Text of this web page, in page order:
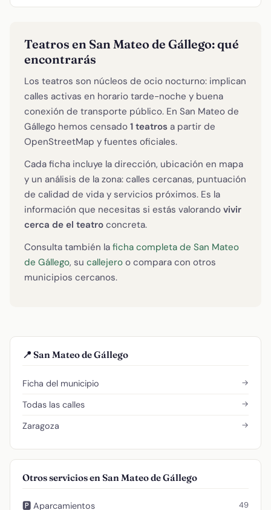
Teatros en San Mateo de Gállego: qué
encontrarás
Los teatros son núcleos de ocio nocturno: implican
calles activas en horario tarde-noche y buena
conexión de transporte público. En San Mateo de
Gállego hemos censado 1 teatros a partir de
OpenStreetMap y fuentes oficiales.
Cada ficha incluye la dirección, ubicación en mapa
y un análisis de la zona: calles cercanas, puntuación
de calidad de vida y servicios próximos. Es la
información que necesitas si estás valorando vivir
cerca de el teatro concreta.
Consulta también la ficha completa de San Mateo
de Gállego, su callejero o compara con otros
municipios cercanos.
📍 San Mateo de Gállego
Ficha del municipio →
Todas las calles →
Zaragoza →
Otros servicios en San Mateo de Gállego
🅿️ Aparcamientos 49